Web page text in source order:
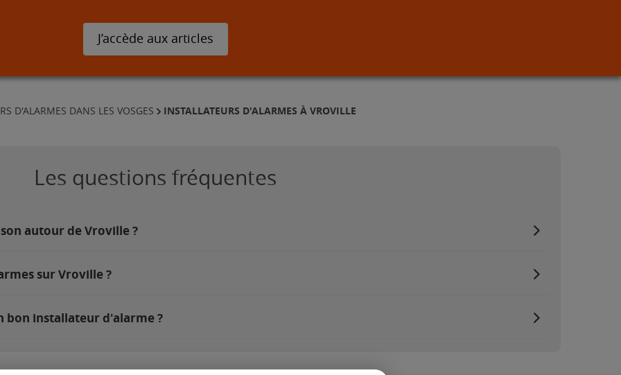
J’accède aux articles
D'ALARMES DANS LES VOSGES INSTALLATEURS D'ALARMES À VROVILLE
Les questions fréquentes
autour de Vroville ?
sur Vroville ?
installateur d'alarme ?